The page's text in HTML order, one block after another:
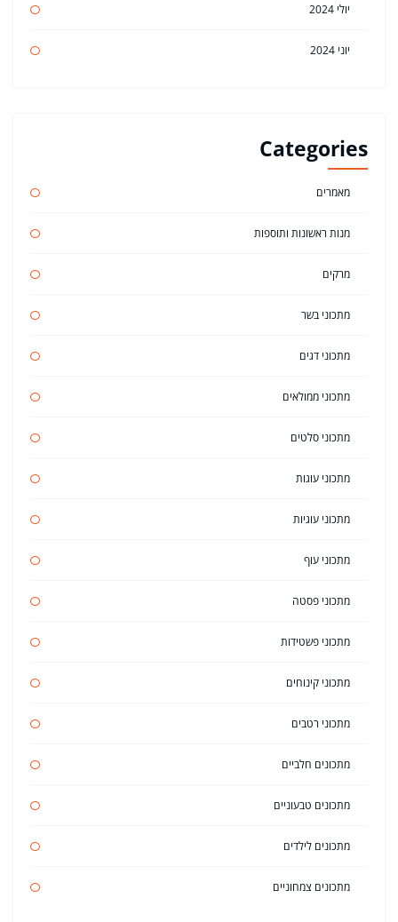
יולי 2024
יוני 2024
Categories
מאמרים
מנות ראשונות ותוספות
מרקים
מתכוני בשר
מתכוני דגים
מתכוני ממולאים
מתכוני סלטים
מתכוני עוגות
מתכוני עוגיות
מתכוני עוף
מתכוני פסטה
מתכוני פשטידות
מתכוני קינוחים
מתכוני רטבים
מתכונים חלביים
מתכונים טבעוניים
מתכונים לילדים
מתכונים צמחוניים